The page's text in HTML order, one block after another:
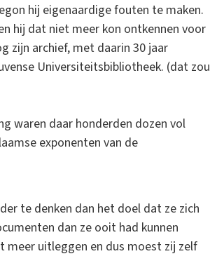
hij eigenaardige fouten te maken.
hij dat niet meer kon ontkennen voor
zijn archief, met daarin 30 jaar
Universiteitsbibliotheek. (dat zou
waren daar honderden dozen vol
exponenten van de
te denken dan het doel dat ze zich
dan ze ooit had kunnen
meer uitleggen en dus moest zij zelf